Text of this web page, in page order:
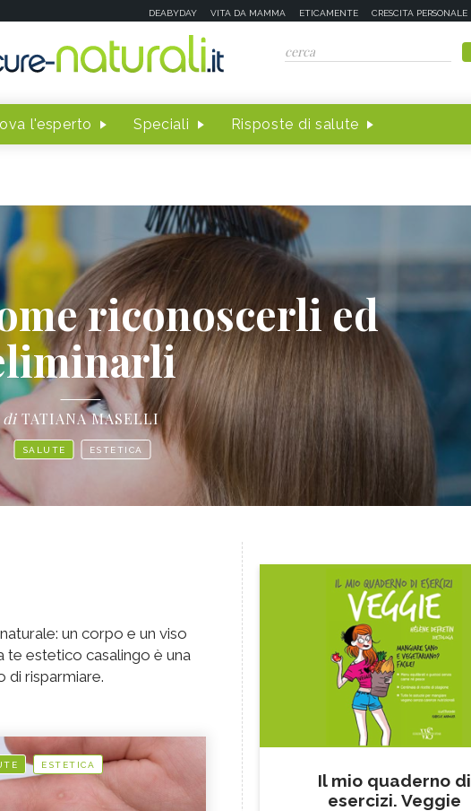
DEABYDAY VITA DA MAMMA ETICAMENTE CRESCITA PERSONALE
l'esperto Speciali Risposte di salute
riconoscerli ed
di TATIANA MASELLI
SALUTE ESTETICA
un corpo e un viso
te estetico casalingo è una
di risparmiare.
ESTETICA
Il mio quaderno di
esercizi. Veggie